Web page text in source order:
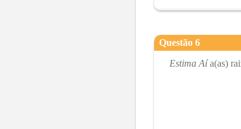
Questão 6
Estima Aía(as)